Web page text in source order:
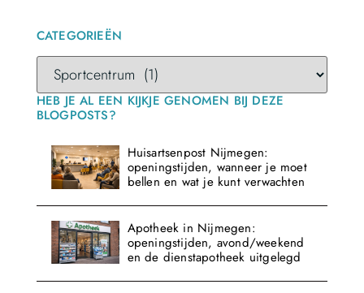
CATEGORIEËN
HEB JE AL EEN KIJKJE GENOMEN BIJ DEZE
BLOGPOSTS?
Huisartsenpost Nijmegen:
openingstijden, wanneer je moet
bellen en wat je kunt verwachten
Apotheek in Nijmegen:
openingstijden, avond/weekend
en de dienstapotheek uitgelegd